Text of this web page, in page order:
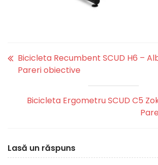
Bicicleta Recumbent SCUD H6 –
Pareri obiective
Bicicleta Ergometru SCUD C5
Lasă un răspuns